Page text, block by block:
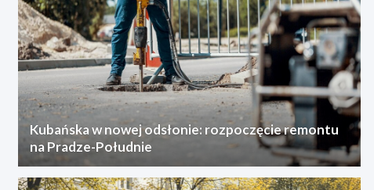
Kubańska w nowej odsłonie: rozpoczęcie remontu
na Pradze-Południe